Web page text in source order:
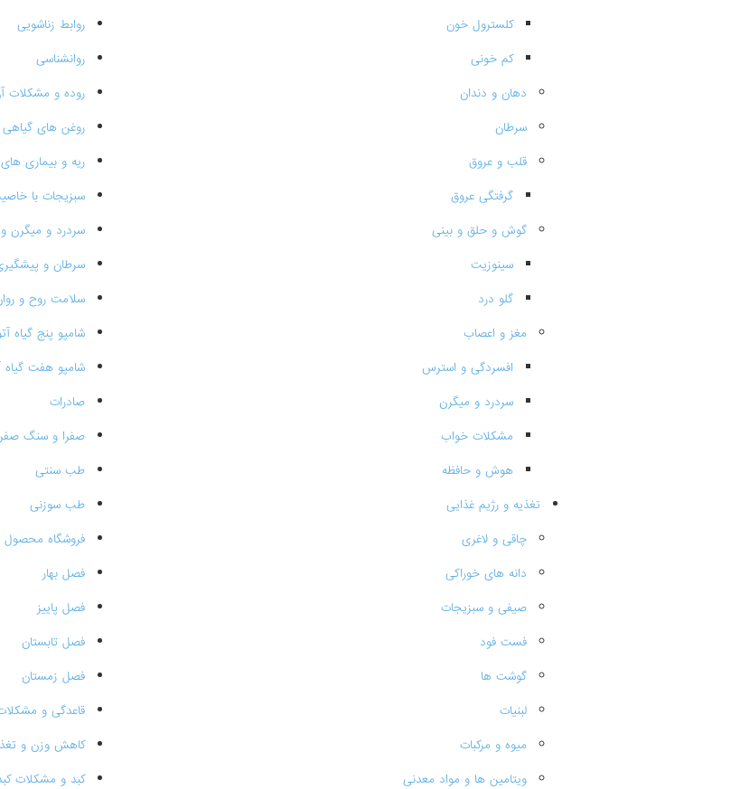
کلسترول خون
کم خونی
دهان و دندان
سرطان
قلب و عروق
گرفتگی عروق
گوش و حلق و بینی
سینوزیت
گلو درد
مغز و اعصاب
افسردگی و استرس
سردرد و میگرن
مشکلات خواب
هوش و حافظه
تغذیه و رژیم غذایی
چاقی و لاغری
دانه های خوراکی
صیفی و سبزیجات
فست فود
گوشت ها
لبنیات
میوه و مرکبات
ویتامین ها و مواد معدنی
روابط زناشویی
روانشناسی
روده و مشکلات
روغن های گیاهی
ریه و بیماری
سبزیجات با
سردرد و میگرن
سرطان و
سلامت روح و
شامپو پنج گیاه
شامپو هفت گیاه
صادرات
صفرا و سنگ
طب سنتی
طب سوزنی
فروشگاه
فصل بهار
فصل پاییز
فصل تابستان
فصل زمستان
قاعدگی و مشکلات
کاهش وزن و
کبد و مشکلات